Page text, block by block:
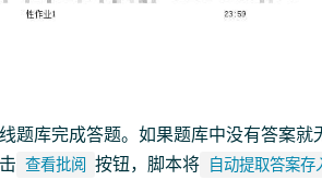
题库完成答题。如果题库中没有答案就
查看批阅 按钮，脚本将 自动提取答案存